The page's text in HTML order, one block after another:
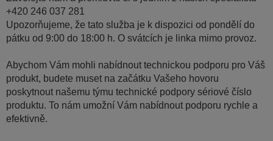
+420 246 037 281
Upozorňujeme, že tato služba je k dispozici od pondělí do
pátku od 9:00 do 18:00 h. O svátcích je linka mimo provoz.
Abychom Vám mohli nabídnout technickou podporu pro Váš
produkt, budete muset na začátku Vašeho hovoru
poskytnout našemu týmu technické podpory sériové číslo
produktu. To nám umožní Vám nabídnout podporu rychle a
efektivně.